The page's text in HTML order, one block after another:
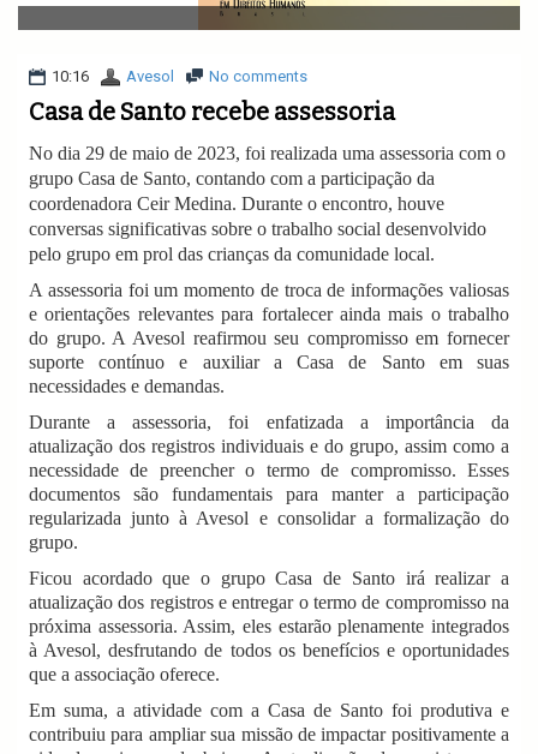
v
i
a
i
n
10:16 Avesol No comments
Casa de Santo recebe assessoria
No dia 29 de maio de 2023, foi realizada uma assessoria com o
grupo Casa de Santo, contando com a participação da
coordenadora Ceir Medina. Durante o encontro, houve
conversas significativas sobre o trabalho social desenvolvido
pelo grupo em prol das crianças da comunidade local.
A assessoria foi um momento de troca de informações valiosas
e orientações relevantes para fortalecer ainda mais o trabalho
do grupo. A Avesol reafirmou seu compromisso em fornecer
suporte contínuo e auxiliar a Casa de Santo em suas
necessidades e demandas.
Durante a assessoria, foi enfatizada a importância da
atualização dos registros individuais e do grupo, assim como a
necessidade de preencher o termo de compromisso. Esses
documentos são fundamentais para manter a participação
regularizada junto à Avesol e consolidar a formalização do
grupo.
Ficou acordado que o grupo Casa de Santo irá realizar a
atualização dos registros e entregar o termo de compromisso na
próxima assessoria. Assim, eles estarão plenamente integrados
à Avesol, desfrutando de todos os benefícios e oportunidades
que a associação oferece.
Em suma, a atividade com a Casa de Santo foi produtiva e
contribuiu para ampliar sua missão de impactar positivamente a